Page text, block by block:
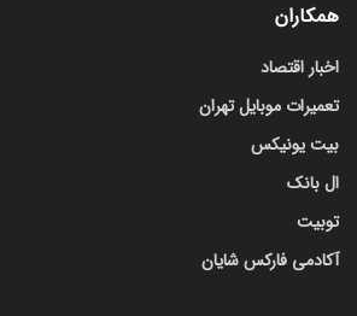
همکاران
اخبار اقتصاد
تعمیرات موبایل تهران
بیت یونیکس
ال بانک
توبیت
آکادمی فارکس شایان